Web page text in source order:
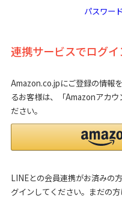
パスワー
連携サービスでログ
Amazon.co.jpにご登録の情報
るお客様は、「Amazonアカ
ださい。
LINEとの会員連携がお済みの
グインしてください。まだの方